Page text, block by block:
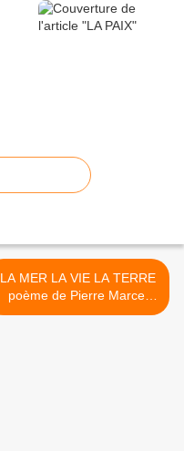
LA MER LA VIE LA TERRE
poème de Pierre Marcel
Montmory tableaux de